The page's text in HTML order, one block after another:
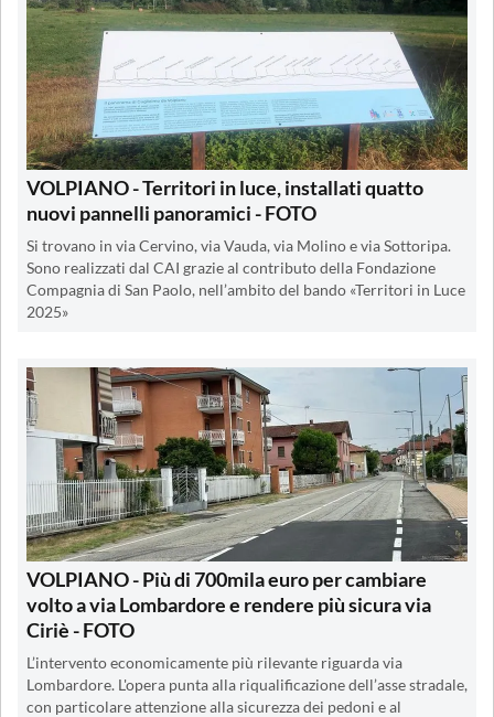
VOLPIANO - Territori in luce, installati quatto
nuovi pannelli panoramici - FOTO
Si trovano in via Cervino, via Vauda, via Molino e via Sottoripa.
Sono realizzati dal CAI grazie al contributo della Fondazione
Compagnia di San Paolo, nell’ambito del bando «Territori in Luce
2025»
VOLPIANO - Più di 700mila euro per cambiare
volto a via Lombardore e rendere più sicura via
Ciriè - FOTO
L’intervento economicamente più rilevante riguarda via
Lombardore. L'opera punta alla riqualificazione dell’asse stradale,
con particolare attenzione alla sicurezza dei pedoni e al